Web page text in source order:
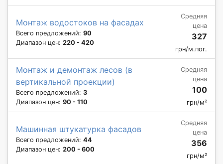
Монтаж водостоков на фасадах
Всего предложений: 90
Диапазон цен: 220 - 420
Средняя
цена
327
грн/м.пог.
Монтаж и демонтаж лесов (в
вертикальной проекции)
Всего предложений: 3
Диапазон цен: 90 - 110
Средняя
цена
100
грн/м²
Машинная штукатурка фасадов
Всего предложений: 44
Диапазон цен: 200 - 600
Средняя
цена
356
грн/м²